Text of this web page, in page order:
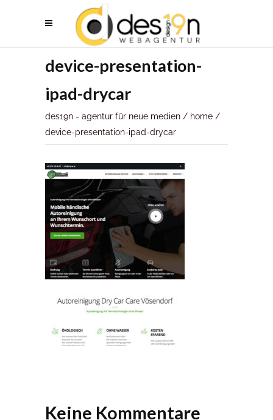
device-presentation-
ipad-drycar
des19n - agentur für neue medien / home /
device-presentation-ipad-drycar
Keine Kommentare